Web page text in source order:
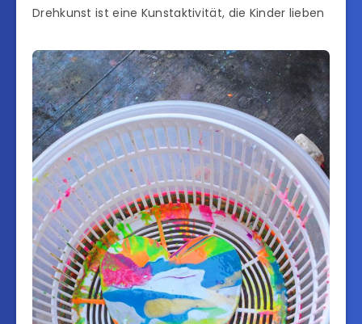
Drehkunst ist eine Kunstaktivität, die Kinder lieben